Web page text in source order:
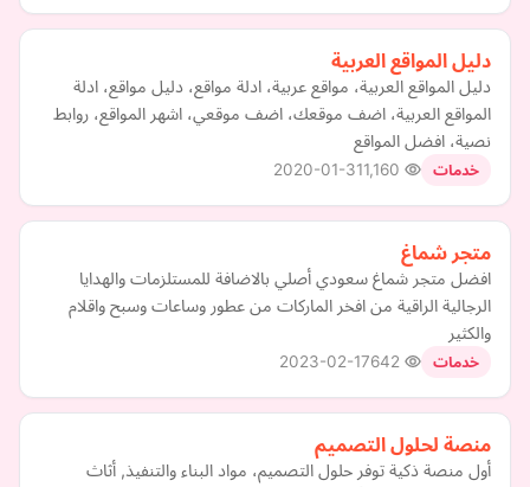
دليل المواقع العربية
دليل المواقع العربية، مواقع عربية، ادلة مواقع، دليل مواقع، ادلة
المواقع العربية، اضف موقعك، اضف موقعي، اشهر المواقع، روابط
نصية، افضل المواقع
خدمات 2020-01-31
متجر شماغ
افضل متجر شماغ سعودي أصلي بالاضافة للمستلزمات والهدايا
الرجالية الراقية من افخر الماركات من عطور وساعات وسبح واقلام
والكثير
خدمات 2023-02-17
منصة لحلول التصميم
أول منصة ذكية توفر حلول التصميم، مواد البناء والتنفيذ, أثاث